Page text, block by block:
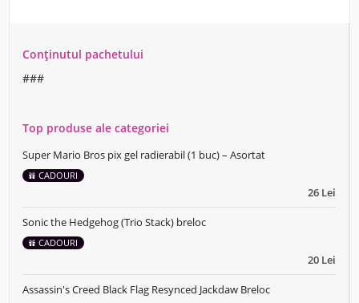
Conținutul pachetului
###
Top produse ale categoriei
26 Lei
Super Mario Bros pix gel radierabil (1 buc) – Asortat
CADOURI
20 Lei
Sonic the Hedgehog (Trio Stack) breloc
CADOURI
Assassin's Creed Black Flag Resynced Jackdaw Breloc